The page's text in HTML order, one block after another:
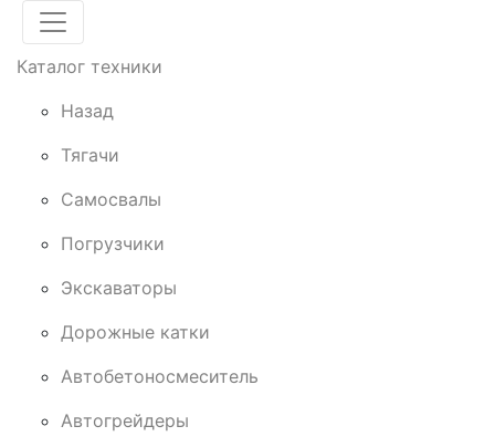
Каталог техники
Назад
Тягачи
Cамосвалы
Погрузчики
Экскаваторы
Дорожные катки
Автобетоносмеситель
Автогрейдеры